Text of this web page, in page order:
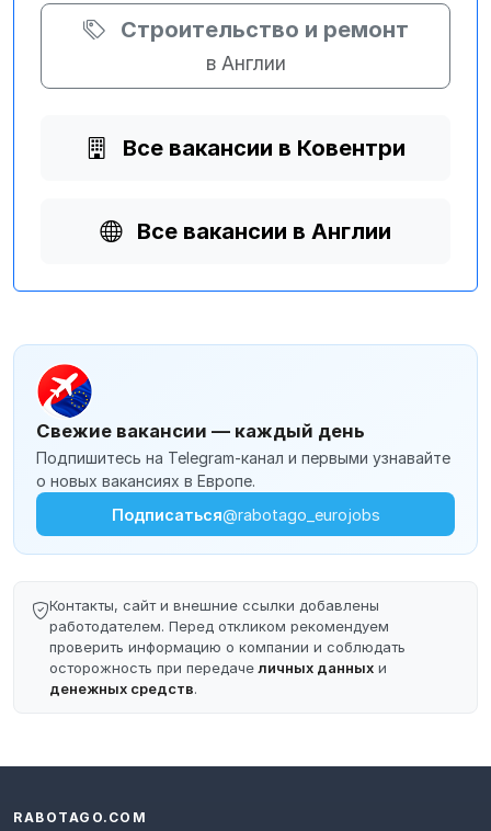
Строительство и ремонт
в Англии
Все вакансии в Ковентри
Все вакансии в Англии
Свежие вакансии — каждый день
Подпишитесь на Telegram-канал и первыми узнавайте
о новых вакансиях в Европе.
Подписаться@rabotago_eurojobs
Контакты, сайт и внешние ссылки добавлены
работодателем. Перед откликом рекомендуем
проверить информацию о компании и соблюдать
осторожность при передачеличных данных и
денежных средств.
RABOTAGO.COM